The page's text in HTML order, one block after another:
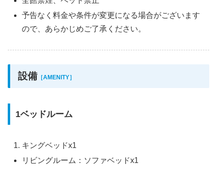
予告なく料金や条件が変更になる場合がございます
ので、あらかじめご了承ください。
設備 ［AMENITY］
1ベッドルーム
キングベッドx1
リビングルーム：ソファベッドx1